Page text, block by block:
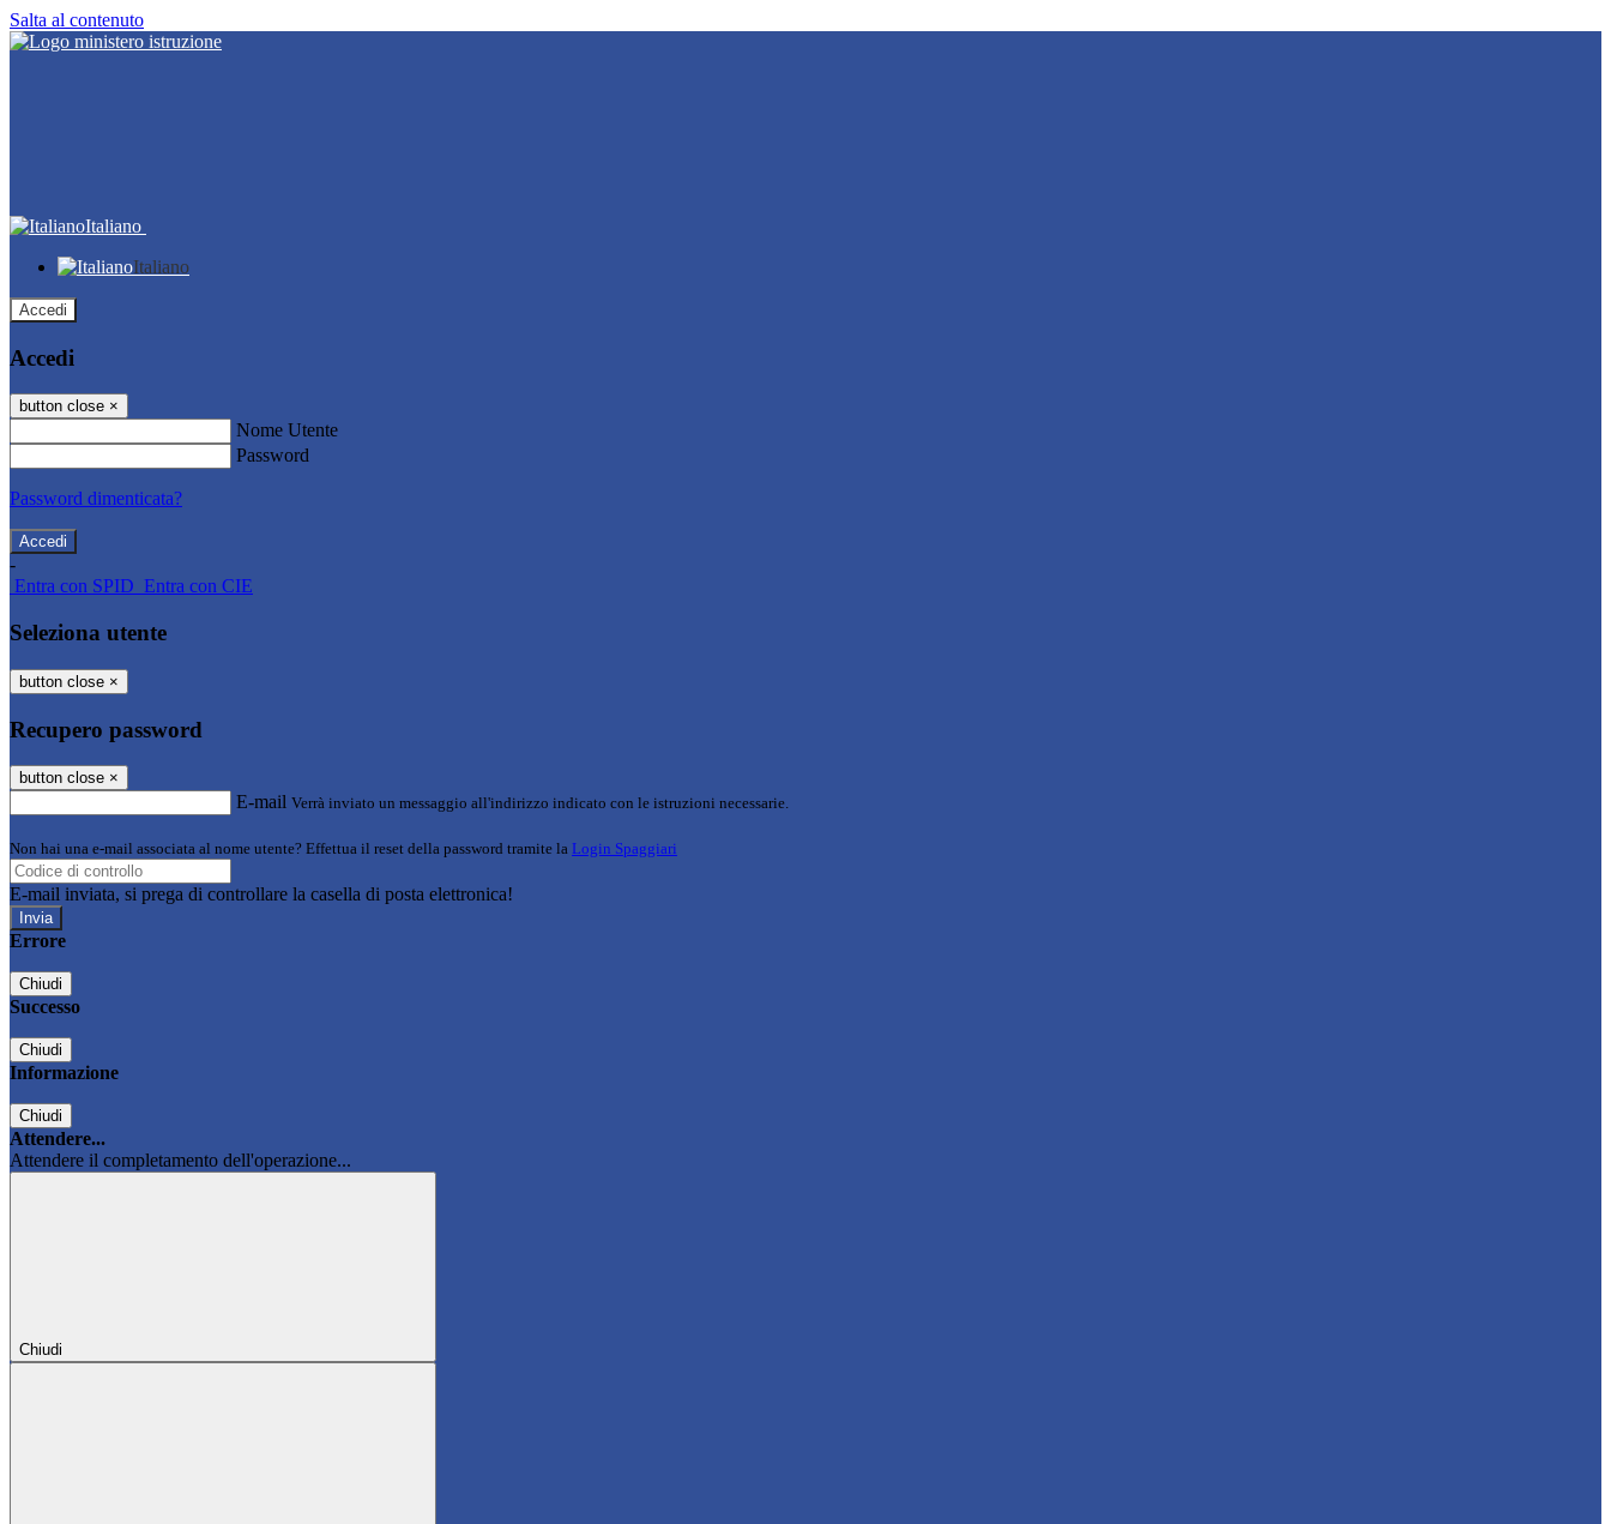
Salta al contenuto
Italiano
Italiano
Accedi
Accedi
button close ×
Nome Utente
Password
Password dimenticata?
-
Entra con SPID Entra con CIE
Seleziona utente
button close ×
Recupero password
button close ×
E-mail Verrà inviato un messaggio all'indirizzo indicato con le istruzioni necessarie.
Non hai una e-mail associata al nome utente? Effettua il reset della password tramite la Login Spaggiari
E-mail inviata, si prega di controllare la casella di posta elettronica!
Errore
Chiudi
Successo
Chiudi
Informazione
Chiudi
Attendere...
Attendere il completamento dell'operazione...
Chiudi